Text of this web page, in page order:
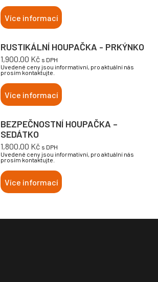
Více informací
RUSTIKÁLNÍ HOUPAČKA - PRKÝNKO
1,900.00 Kč s DPH
Uvedené ceny jsou informativní, pro aktuální nás
prosím kontaktujte.
Více informací
BEZPEČNOSTNÍ HOUPAČKA –
SEDÁTKO
1,800.00 Kč s DPH
Uvedené ceny jsou informativní, pro aktuální nás
prosím kontaktujte.
Více informací